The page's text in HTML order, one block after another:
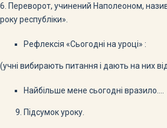
6. Переворот, учинений Наполеоном,
ро­ку республіки».
Рефлексія «Сьогодні на уроці» :
(учні вибирають питання і дають на них
Найбільше мене сьогодні вразило….
Підсумок уроку.